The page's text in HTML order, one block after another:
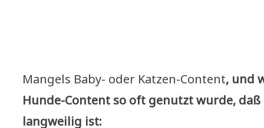
Man­gels Baby- oder Kat­zen-Con­tent, und
Hun­de-Con­tent so oft genutzt wur­de, daß
lang­wei­lig ist: